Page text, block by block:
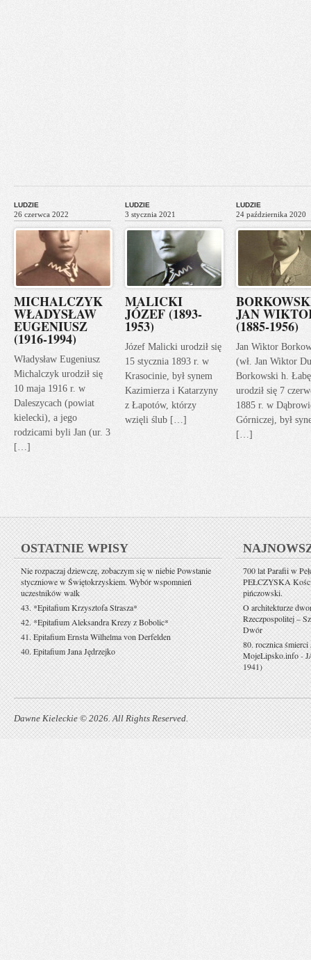
LUDZIE
26 czerwca 2022
MICHALCZYK
WŁADYSŁAW
EUGENIUSZ
(1916-1994)
Władysław Eugeniusz
Michalczyk urodził się
10 maja 1916 r. w
Daleszycach (powiat
kielecki), a jego
rodzicami byli Jan (ur. 3
[…]
LUDZIE
3 stycznia 2021
MALICKI
JÓZEF (1893-
1953)
Józef Malicki urodził się
15 stycznia 1893 r. w
Krasocinie, był synem
Kazimierza i Katarzyny
z Łapotów, którzy
wzięli ślub […]
LUDZIE
24 października 2020
JAN
(1885-1956)
Jan Wiktor
(wł. Jan Wiktor
Borkowski h.
urodził się 7
1885 r. w
Górniczej, był
[…]
OSTATNIE WPISY
Nie rozpaczaj dziewczę, zobaczym się w niebie Powstanie
styczniowe w Świętokrzyskiem. Wybór wspomnień
uczestników walk
43. *Epitafium Krzysztofa Strasza*
42. *Epitafium Aleksandra Krezy z Bobolic*
41. Epitafium Ernsta Wilhelma von Derfelden
40. Epitafium Jana Jędrzejko
700 lat Parafii w
PEŁCZYSKA
pińczowski.
O architekturze
Rzeczpospolitej –
Dwór
80. rocznica
MojeLipsko.info-
1941)
Dawne Kieleckie © 2026. All Rights Reserved.